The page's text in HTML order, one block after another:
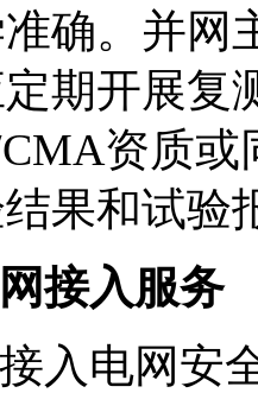
确。并网
期开展复
资质
果和试验
接入服务
接入电网